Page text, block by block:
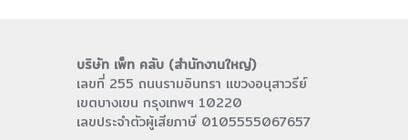
บริษัท เพ็ท คลับ (สำนักงานใหญ่)
เลขที่ 255 ถนนรามอินทรา แขวงอนุสาวรีย์
เขตบางเขน กรุงเทพฯ 10220
เลขประจำตัวผู้เสียภาษี 0105555067657